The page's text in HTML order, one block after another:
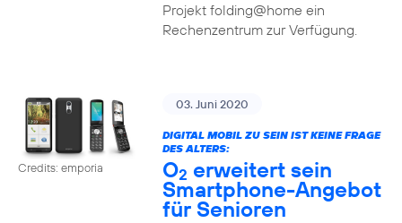
Projekt folding@home ein
Rechenzentrum zur Verfügung.
Credits: emporia
03. Juni 2020
DIGITAL MOBIL ZU SEIN IST KEINE FRAGE
DES ALTERS:
O2 erweitert sein
Smartphone-Angebot
für Senioren